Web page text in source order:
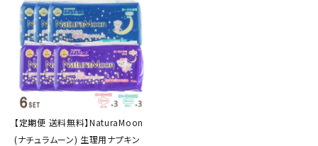
【定期便 送料無料】NaturaMoon
(ナチュラムーン) 生理用ナプキン